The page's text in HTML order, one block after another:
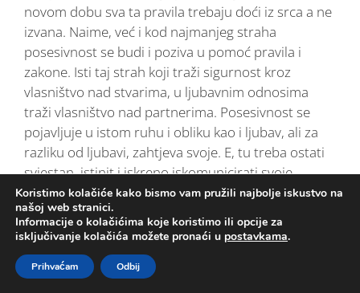
novom dobu sva ta pravila trebaju doći iz srca a ne
izvana. Naime, već i kod najmanjeg straha
posesivnost se budi i poziva u pomoć pravila i
zakone. Isti taj strah koji traži sigurnost kroz
vlasništvo nad stvarima, u ljubavnim odnosima
traži vlasništvo nad partnerima. Posesivnost se
pojavljuje u istom ruhu i obliku kao i ljubav, ali za
razliku od ljubavi, zahtjeva svoje. E, tu treba ostati
svjestan, istinit i iskreno iskomunicirati svoje
potrebe i osjećaje. Katalizator tog procesa je
situacija u kojoj žene i muškarci kroz zajednicu
imaju riješene sve osnovne potrebe; hranu,
sklonište, ekonomske i emotivne podrške,
pripadnost… Više se ne trebaju kao nekada.
Koristimo kolačiće kako bismo vam pružili najbolje iskustvo na
našoj web stranici.
Informacije o kolačićima koje koristimo ili opcije za
isključivanje kolačića možete pronaći u postavkama.
Prihvaćam Odbij